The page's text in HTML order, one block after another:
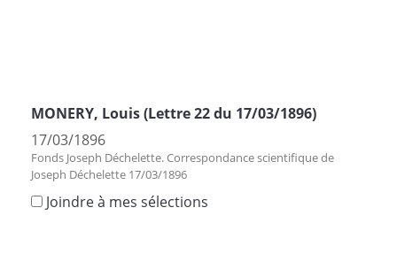
MONERY, Louis (Lettre 22 du 17/03/1896)
17/03/1896
Fonds Joseph Déchelette. Correspondance scientifique de
Joseph Déchelette 17/03/1896
Joindre à mes sélections